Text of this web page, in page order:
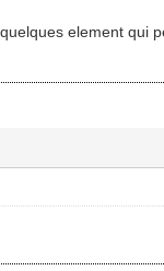
element qui